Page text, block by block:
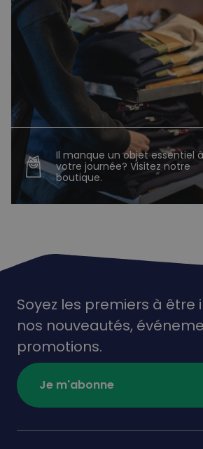
Il manque un objet essentiel à
votre journée? Visitez notre
boutique.
Soyez les premiers à être
nos nouveautés,
promotions.
Je m'abonne